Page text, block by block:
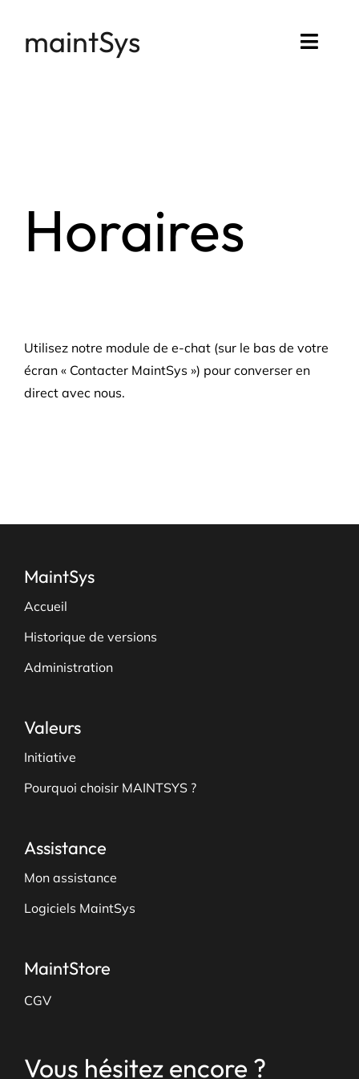
contenumaintSys
Horaires
Utilisez notre module de e-chat (sur le bas de votre
écran « Contacter MaintSys ») pour converser en
direct avec nous.
MaintSys
Accueil
Historique de versions
Administration
Valeurs
Initiative
Pourquoi choisir MAINTSYS ?
Assistance
Mon assistance
Logiciels MaintSys
MaintStore
CGV
Vous hésitez encore ?